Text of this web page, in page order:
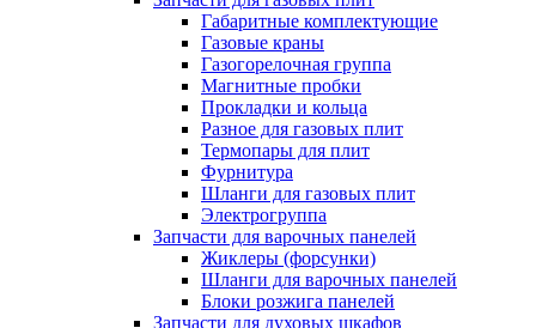
Габаритные комплектующие
Газовые краны
Газогорелочная группа
Магнитные пробки
Прокладки и кольца
Разное для газовых плит
Термопары для плит
Фурнитура
Шланги для газовых плит
Электрогруппа
Запчасти для варочных панелей
Жиклеры (форсунки)
Шланги для варочных панелей
Блоки розжига панелей
Запчасти для духовых шкафов